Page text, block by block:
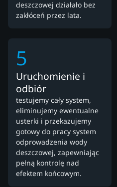
deszczowej działało bez
zakłóceń przez lata.
5
Uruchomienie i
odbiór
testujemy cały system,
eliminujemy ewentualne
usterki i przekazujemy
gotowy do pracy system
odprowadzenia wody
deszczowej, zapewniając
pełną kontrolę nad
efektem końcowym.